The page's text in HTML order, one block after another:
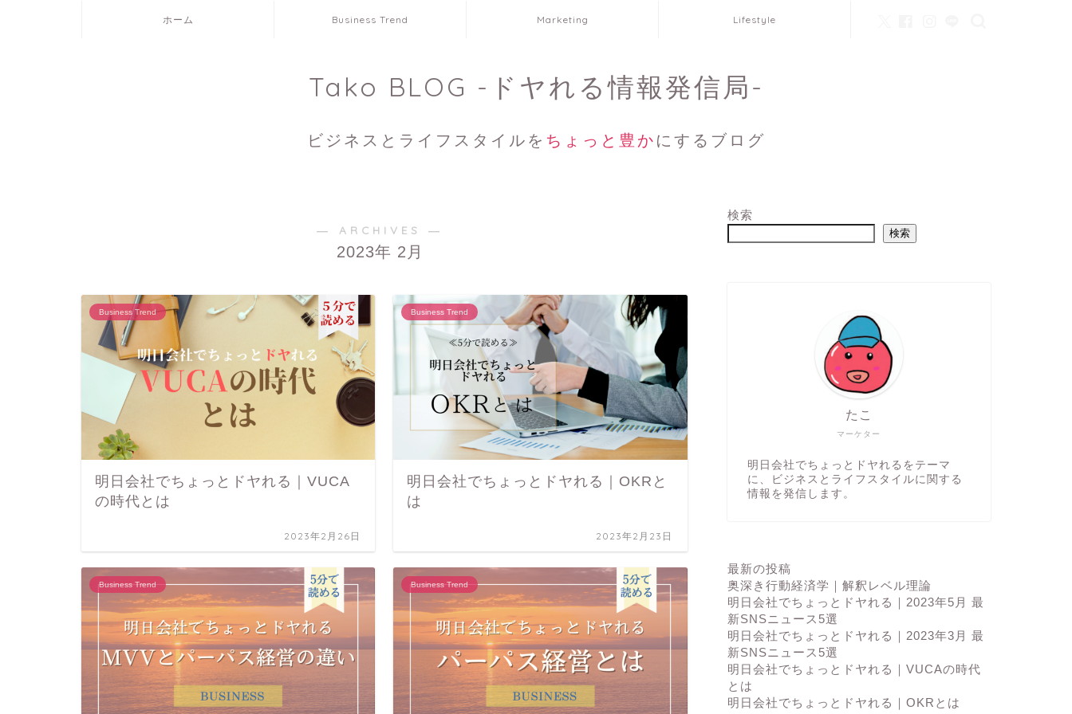
ホーム Business Trend Marketing Lifestyle
Tako BLOG -ドヤれる情報発信局-
ビジネスとライフスタイルを ちょっと豊か にするブログ
― ARCHIVES ―
2023年 2月
Business Trend
明日会社でちょっとドヤれる｜VUCA
の時代とは
2023年2月26日
Business Trend
明日会社でちょっとドヤれる｜OKRと
は
2023年2月23日
Business Trend Business Trend
検索
検索
マーケター
たこ
明日会社でちょっとドヤれるをテーマ
に、ビジネスとライフスタイルに関する
情報を発信します。
最新の投稿
奥深き行動経済学｜解釈レベル理論
明日会社でちょっとドヤれる｜2023年5月 最
新SNSニュース5選
明日会社でちょっとドヤれる｜2023年3月 最
新SNSニュース5選
明日会社でちょっとドヤれる｜VUCAの時代
とは
明日会社でちょっとドヤれる｜OKRとは